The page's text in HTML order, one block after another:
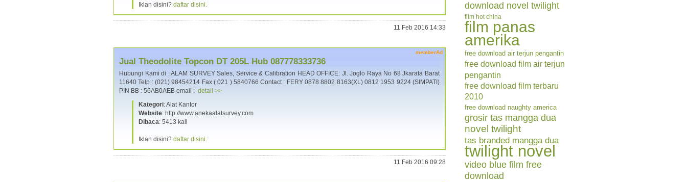
download novel twilight
film hot china
film panas
amerika
free download air terjun pengantin
free download film air terjun
pengantin
free download film terbaru
2010
free download naughty america
grosir tas mangga dua
novel twilight
tas branded mangga dua
twilight novel
video blue film free
download
Iklan disini? daftar disini.
11 Feb 2016 14:33
memberAd
Jual Theodolite Topcon DT 205L Hub 087778333736
Hubungi Kami di : ALAM SURVEY Sales, Service & Calibration HEAD OFFICE: Jl. Joglo Raya No 68 Jkarata Barat
11640 Telp : (021) 98454214 Fax ( 021 ) 5840766 Contact : FERY 0878 8802 8163(XL) 0812 1953 9224 (SIMPATI)
PIN BB : 56AB0AEB email : detail >>
Kategori: Alat Kantor
Website: http://www.anekaalatsurvey.com
Dibaca: 5413 kali
Iklan disini? daftar disini.
11 Feb 2016 09:28